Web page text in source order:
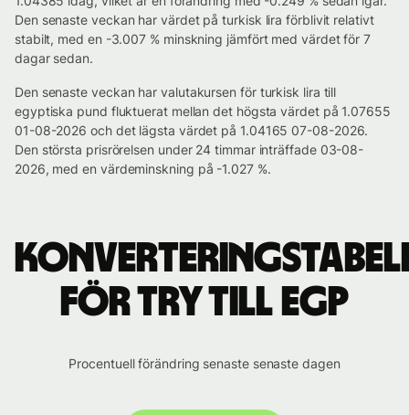
Den senaste veckan har värdet på turkisk lira förblivit relativt
stabilt, med en -3.007 % minskning jämfört med värdet för 7
dagar sedan.
Den senaste veckan har valutakursen för turkisk lira till
egyptiska pund fluktuerat mellan det högsta värdet på 1.07655
01-08-2026 och det lägsta värdet på 1.04165 07-08-2026.
Den största prisrörelsen under 24 timmar inträffade 03-08-
2026, med en värdeminskning på -1.027 %.
för TRY till EGP
Procentuell förändring senaste senaste dagen